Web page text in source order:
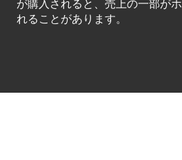
が購入されると、売上の一部が
れることがあります。